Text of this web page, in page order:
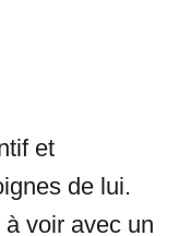
et
de lui.
à voir avec un